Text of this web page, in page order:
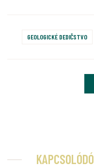
GEOLOGICKÉ DEDIČSTVO
KAPCSOLÓDÓ